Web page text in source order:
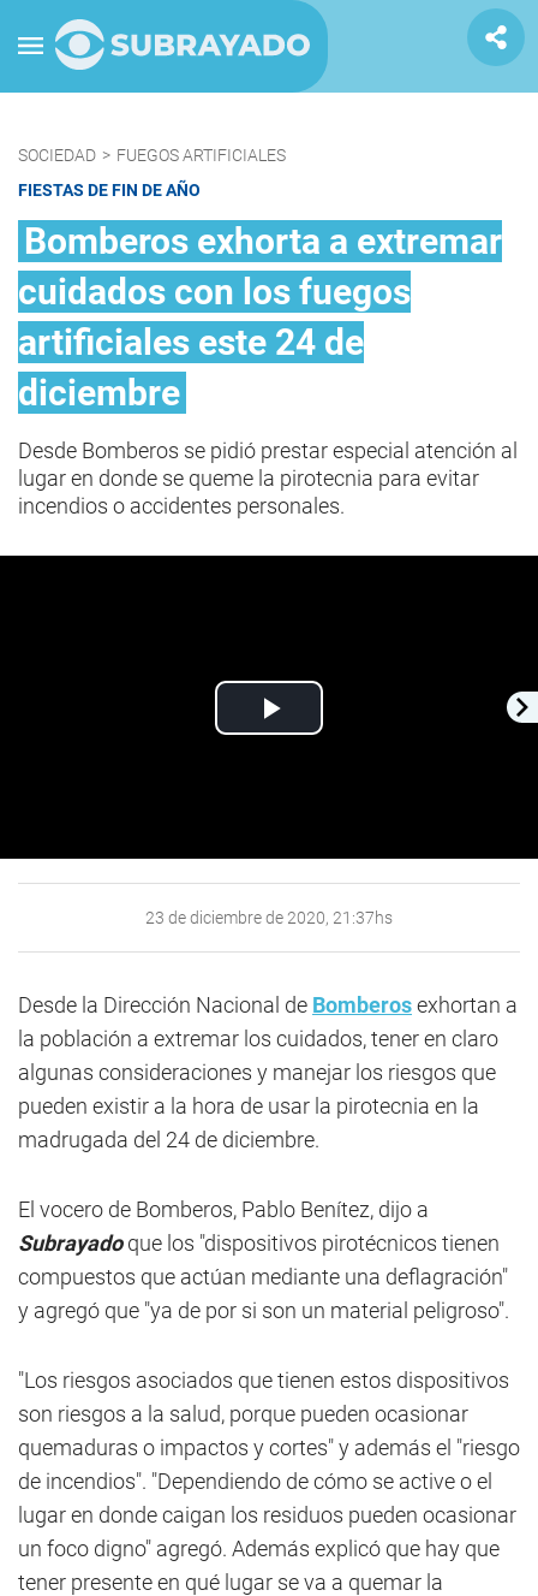
SOCIEDAD > FUEGOS ARTIFICIALES
FIESTAS DE FIN DE AÑO
Bomberos exhorta a extremar
cuidados con los fuegos
artificiales este 24 de
diciembre
Desde Bomberos se pidió prestar especial atención al
lugar en donde se queme la pirotecnia para evitar
incendios o accidentes personales.
Play
23 de diciembre de 2020, 21:37hs
Desde la Dirección Nacional de Bomberosexhortan a
la población a extremar los cuidados, tener en claro
algunas consideraciones y manejar los riesgos que
pueden existir a la hora de usar la pirotecnia en la
madrugada del 24 de diciembre.
El vocero de Bomberos, Pablo Benítez, dijo a
Subrayadoque los "dispositivos pirotécnicos tienen
compuestos que actúan mediante una deflagración"
y agregó que "ya de por si son un material peligroso".
"Los riesgos asociados que tienen estos dispositivos
son riesgos a la salud, porque pueden ocasionar
quemaduras o impactos y cortes" y además el "riesgo
de incendios". "Dependiendo de cómo se active o el
lugar en donde caigan los residuos pueden ocasionar
un foco digno" agregó. Además explicó que hay que
tener presente en qué lugar se va a quemar la